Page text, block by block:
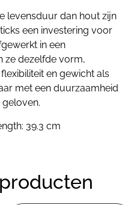
levensduur dan hout zijn
een investering voor
in een
ze dezelfde vorm,
en gewicht als
met een duurzaamheid
39.3 cm